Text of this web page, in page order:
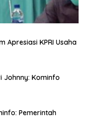
Apresiasi KPRI Usaha
Johnny: Kominfo
Pemerintah